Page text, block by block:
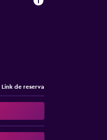
Link de reserva